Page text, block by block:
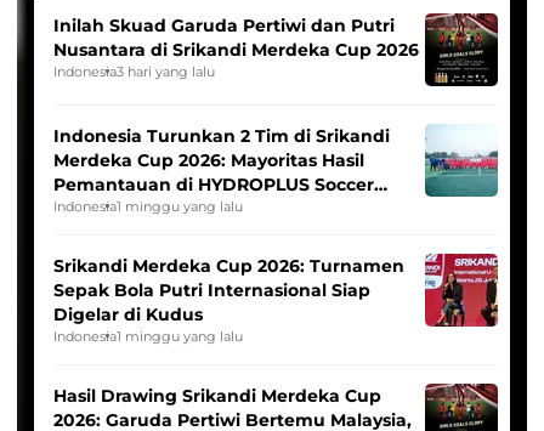
Inilah Skuad Garuda Pertiwi dan Putri
Nusantara di Srikandi Merdeka Cup 2026
Indonesia3 hari yang lalu
Indonesia Turunkan 2 Tim di Srikandi
Merdeka Cup 2026: Mayoritas Hasil
Pemantauan di HYDROPLUS Soccer
League
Indonesia1 minggu yang lalu
Srikandi Merdeka Cup 2026: Turnamen
Sepak Bola Putri Internasional Siap
Digelar di Kudus
Indonesia1 minggu yang lalu
Hasil Drawing Srikandi Merdeka Cup
2026: Garuda Pertiwi Bertemu Malaysia,